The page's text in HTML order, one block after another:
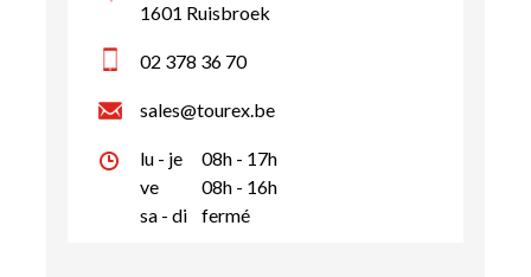
1601 Ruisbroek
02 378 36 70
sales@tourex.be
lu - je
08h - 17h
ve
08h - 16h
sa - di
fermé